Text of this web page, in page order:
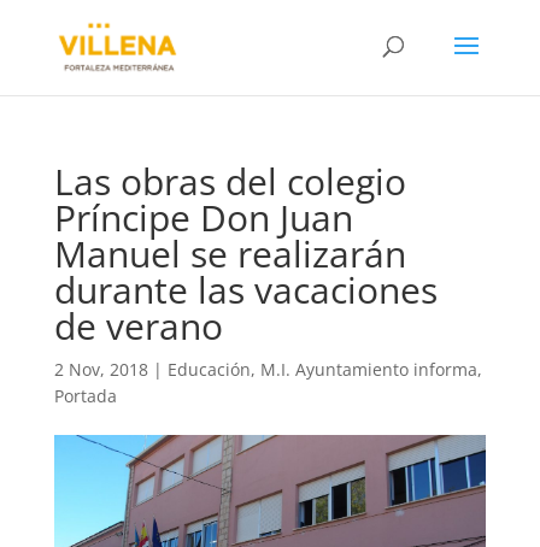
Las obras del colegio
Príncipe Don Juan
Manuel se realizarán
durante las vacaciones
de verano
2 Nov, 2018| Educación, M.I. Ayuntamiento informa,
Portada